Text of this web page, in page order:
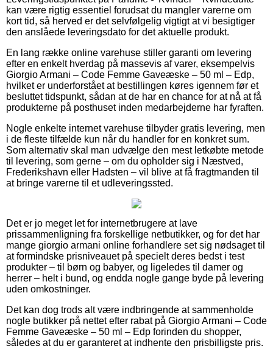
kan være rigtig essentiel forudsat du mangler varerne om
kort tid, så herved er det selvfølgelig vigtigt at vi besigtiger
den anslåede leveringsdato for det aktuelle produkt.
En lang række online varehuse stiller garanti om levering
efter en enkelt hverdag på massevis af varer, eksempelvis
Giorgio Armani – Code Femme Gaveæske – 50 ml – Edp,
hvilket er underforstået at bestillingen køres igennem før et
besluttet tidspunkt, sådan at de har en chance for at nå at få
produkterne på posthuset inden medarbejderne har fyraften.
Nogle enkelte internet varehuse tilbyder gratis levering, men
i de fleste tilfælde kun når du handler for en konkret sum.
Som alternativ skal man udvælge den mest letkøbte metode
til levering, som gerne – om du opholder sig i Næstved,
Frederikshavn eller Hadsten – vil blive at få fragtmanden til
at bringe varerne til et udleveringssted.
Det er jo meget let for internetbrugere at lave
prissammenligning fra forskellige netbutikker, og for det har
mange giorgio armani online forhandlere set sig nødsaget til
at formindske prisniveauet på specielt deres bedst i test
produkter – til børn og babyer, og ligeledes til damer og
herrer – helt i bund, og endda nogle gange byde på levering
uden omkostninger.
Det kan dog trods alt være indbringende at sammenholde
nogle butikker på nettet efter rabat på Giorgio Armani – Code
Femme Gaveæske – 50 ml – Edp forinden du shopper,
således at du er garanteret at indhente den prisbilligste pris.